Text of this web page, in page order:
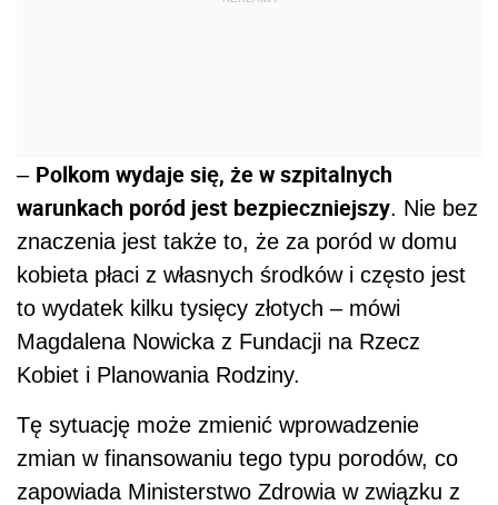
– Polkom wydaje się, że w szpitalnych
warunkach poród jest bezpieczniejszy. Nie bez
znaczenia jest także to, że za poród w domu
kobieta płaci z własnych środków i często jest
to wydatek kilku tysięcy złotych – mówi
Magdalena Nowicka z Fundacji na Rzecz
Kobiet i Planowania Rodziny.
Tę sytuację może zmienić wprowadzenie
zmian w finansowaniu tego typu porodów, co
zapowiada Ministerstwo Zdrowia w związku z